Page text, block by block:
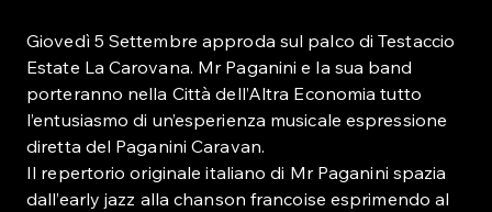
Giovedì 5 Settembre approda sul palco di Testaccio
Estate La Carovana. Mr Paganini e la sua band
porteranno nella Città dell’Altra Economia tutto
l’entusiasmo di un’esperienza musicale espressione
diretta del Paganini Caravan.
Il repertorio originale italiano di Mr Paganini spazia
dall’early jazz alla chanson francoise esprimendo al